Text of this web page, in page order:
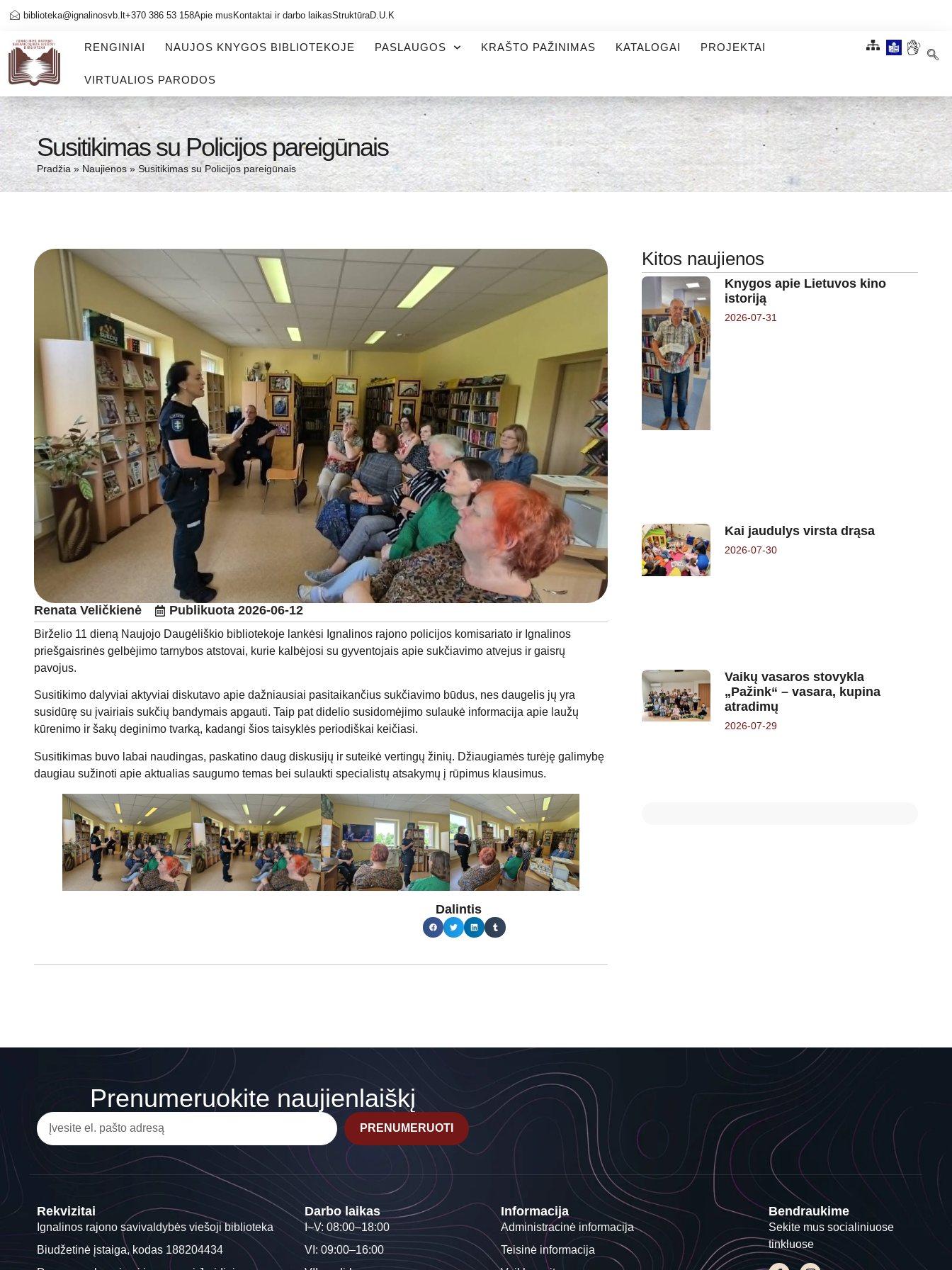
biblioteka@ignalinosvb.lt+370 386 53 158Apie mus Kontaktai ir darbo laikasStruktūraD.U.K
RENGINIAI NAUJOS KNYGOS BIBLIOTEKOJE PASLAUGOS KRAŠTO PAŽINIMAS KATALOGAI PROJEKTAI
VIRTUALIOS PARODOS
Susitikimas su Policijos pareigūnais
Pradžia» Naujienos»Susitikimas su Policijos pareigūnais
Renata Veličkienė Publikuota 2026-06-12
Birželio 11 dieną Naujojo Daugėliškio bibliotekoje lankėsi Ignalinos rajono policijos komisariato ir Ignalinos
priešgaisrinės gelbėjimo tarnybos atstovai, kurie kalbėjosi su gyventojais apie sukčiavimo atvejus ir gaisrų
pavojus.
Susitikimo dalyviai aktyviai diskutavo apie dažniausiai pasitaikančius sukčiavimo būdus, nes daugelis jų yra
susidūrę su įvairiais sukčių bandymais apgauti. Taip pat didelio susidomėjimo sulaukė informacija apie laužų
kūrenimo ir šakų deginimo tvarką, kadangi šios taisyklės periodiškai keičiasi.
Susitikimas buvo labai naudingas, paskatino daug diskusijų ir suteikė vertingų žinių. Džiaugiamės turėję galimybę
daugiau sužinoti apie aktualias saugumo temas bei sulaukti specialistų atsakymų į rūpimus klausimus.
Dalintis
Kitos naujienos
Knygos apie Lietuvos kino
istoriją
2026-07-31
Kai jaudulys virsta drąsa
2026-07-30
Vaikų vasaros stovykla
„Pažink“ – vasara, kupina
atradimų
2026-07-29
Prenumeruokite naujienlaiškį
PRENUMERUOTI
Rekvizitai
Ignalinos rajono savivaldybės viešoji biblioteka
Biudžetinė įstaiga, kodas 188204434
Darbo laikas
I–V: 08:00–18:00
VI: 09:00–16:00
Informacija
Administracinė informacija
Teisinė informacija
Bendraukime
Sekite mus socialiniuose
tinkluose